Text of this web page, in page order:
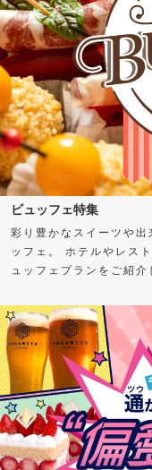
ビュッフェ特集
彩り豊かなスイーツや
ッフェ。 ホテルやレス
ュッフェプランをご紹介